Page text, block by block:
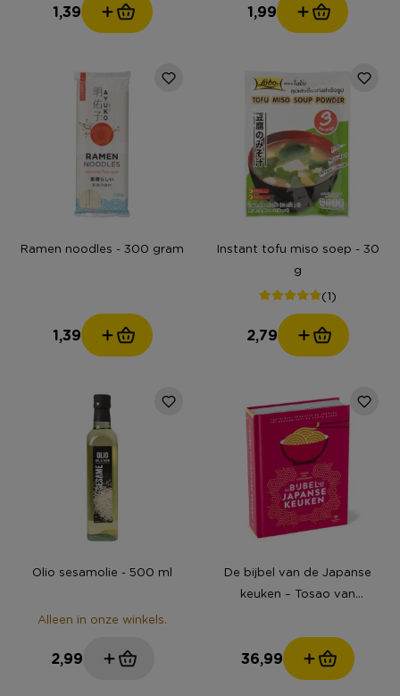
1,39 1,99
Ramen noodles - 300 gram
1,39
Instant tofu miso soep - 30
g
(1)
2,79
Olio sesamolie - 500 ml
Alleen in onze winkels.
2,99
De bijbel van de Japanse
keuken – Tosao van
36,99